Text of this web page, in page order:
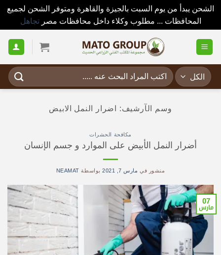
الشحن يبدأ من يوم السبت بالجيزة والقاهرة ومتوفر الشحن لجميع
المحافظات ... مطلوب وكلاء داخل محافظات مصرتجاهل
للمحتوى
البحث
عن:
وسم الآرشيف: اضرار النمل الابيض
مكافحة الحشرات
أضرار النمل الأبيض على الموارد و جسم الإنسان
منشور في مارس 7, 2021 بواسطة NEAMAT
07
مارس